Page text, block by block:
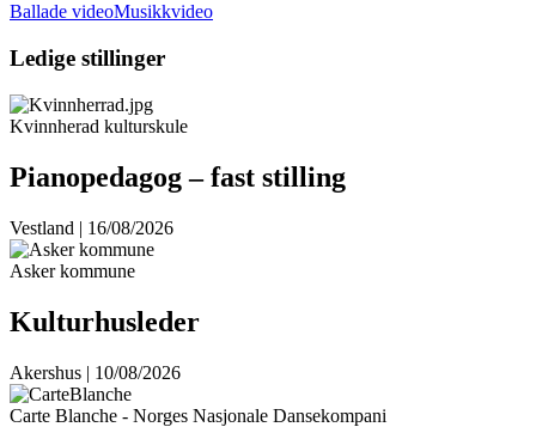
Ballade videoMusikkvideo
Ledige stillinger
Kvinnherad kulturskule
Pianopedagog – fast stilling
Vestland | 16/08/2026
Asker kommune
Kulturhusleder
Akershus | 10/08/2026
Carte Blanche - Norges Nasjonale Dansekompani